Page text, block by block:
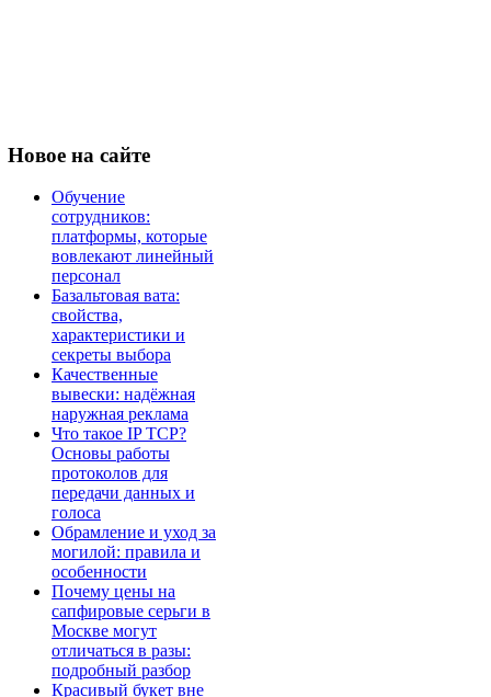
Новое на сайте
Обучение
сотрудников:
платформы, которые
вовлекают линейный
персонал
Базальтовая вата:
свойства,
характеристики и
секреты выбора
Качественные
вывески: надёжная
наружная реклама
Что такое IP TCP?
Основы работы
протоколов для
передачи данных и
голоса
Обрамление и уход за
могилой: правила и
особенности
Почему цены на
сапфировые серьги в
Москве могут
отличаться в разы:
подробный разбор
Красивый букет вне